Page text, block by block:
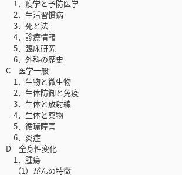
1．疫学と予防医学
2．生活習慣病
3．死と法
4．診療情報
5．臨床研究
6．外科の歴史
C 医学一般
1．生物と微生物
2．生体防御と免疫
3．生体と放射線
4．生体と薬物
5．循環障害
6．炎症
D 全身性変化
1．腫瘍
（1）がんの特徴